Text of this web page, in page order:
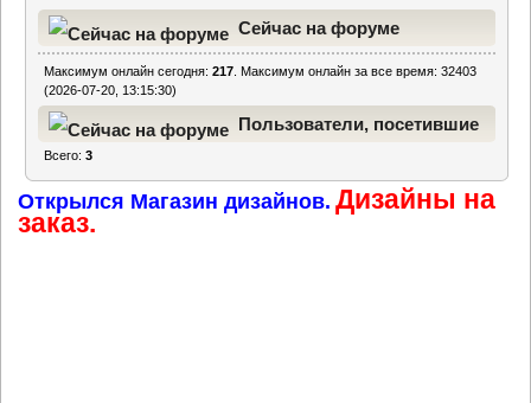
Сейчас на форуме
Максимум онлайн сегодня:217 . Максимум онлайн за все время: 32403
(2026-07-20, 13:15:30)
Пользователи, посетившие
часа
Всего:3
Открылся Магазин дизайнов. Дизайны на
заказ.